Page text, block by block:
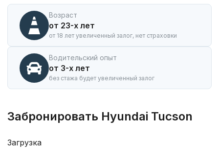
Горно-
Алтайске
Возраст
от 23-х лет
от 18 лет увеличенный залог, нет страховки
Водительский опыт
от 3-х лет
без стажа будет увеличенный залог
Забронировать Hyundai Tucson
Загрузка